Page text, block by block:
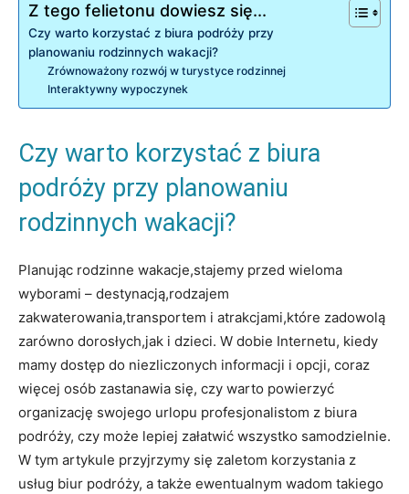
Z tego felietonu dowiesz się...
Czy warto korzystać z biura podróży przy
planowaniu rodzinnych wakacji?
Zrównoważony rozwój ‍w turystyce rodzinnej
Interaktywny wypoczynek
Czy warto korzystać z biura
podróży przy planowaniu
rodzinnych wakacji?
Planując rodzinne‍ wakacje,stajemy przed wieloma
⁣wyborami – destynacją,rodzajem
zakwaterowania,transportem i atrakcjami,które zadowolą
zarówno dorosłych,jak i dzieci. W dobie Internetu, kiedy
mamy​ dostęp do niezliczonych informacji i opcji, coraz
więcej osób zastanawia się, czy warto powierzyć
‍organizację swojego ​urlopu profesjonalistom z biura
podróży,​ czy może lepiej załatwić ⁣wszystko samodzielnie.
W ​tym artykule przyjrzymy się zaletom korzystania z
usług biur podróży, ⁣a także ewentualnym wadom takiego